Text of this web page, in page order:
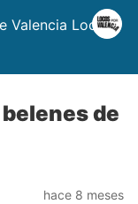
Valencia Locos
de
hace 8 meses